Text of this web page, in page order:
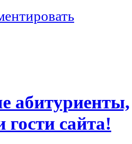
абитуриенты,
гости сайта!